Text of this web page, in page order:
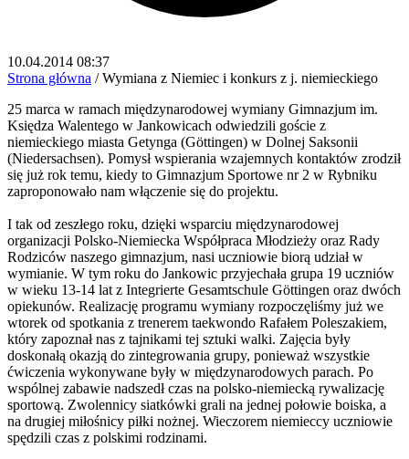
10.04.2014 08:37
Strona główna / Wymiana z Niemiec i konkurs z j. niemieckiego
25 marca w ramach międzynarodowej wymiany Gimnazjum im.
Księdza Walentego w Jankowicach odwiedzili goście z
niemieckiego miasta Getynga (Göttingen) w Dolnej Saksonii
(Niedersachsen). Pomysł wspierania wzajemnych kontaktów zrodził
się już rok temu, kiedy to Gimnazjum Sportowe nr 2 w Rybniku
zaproponowało nam włączenie się do projektu.
I tak od zeszłego roku, dzięki wsparciu międzynarodowej
organizacji Polsko-Niemiecka Współpraca Młodzieży oraz Rady
Rodziców naszego gimnazjum, nasi uczniowie biorą udział w
wymianie. W tym roku do Jankowic przyjechała grupa 19 uczniów
w wieku 13-14 lat z Integrierte Gesamtschule Göttingen oraz dwóch
opiekunów. Realizację programu wymiany rozpoczęliśmy już we
wtorek od spotkania z trenerem taekwondo Rafałem Poleszakiem,
który zapoznał nas z tajnikami tej sztuki walki. Zajęcia były
doskonałą okazją do zintegrowania grupy, ponieważ wszystkie
ćwiczenia wykonywane były w międzynarodowych parach. Po
wspólnej zabawie nadszedł czas na polsko-niemiecką rywalizację
sportową. Zwolennicy siatkówki grali na jednej połowie boiska, a
na drugiej miłośnicy piłki nożnej. Wieczorem niemieccy uczniowie
spędzili czas z polskimi rodzinami.